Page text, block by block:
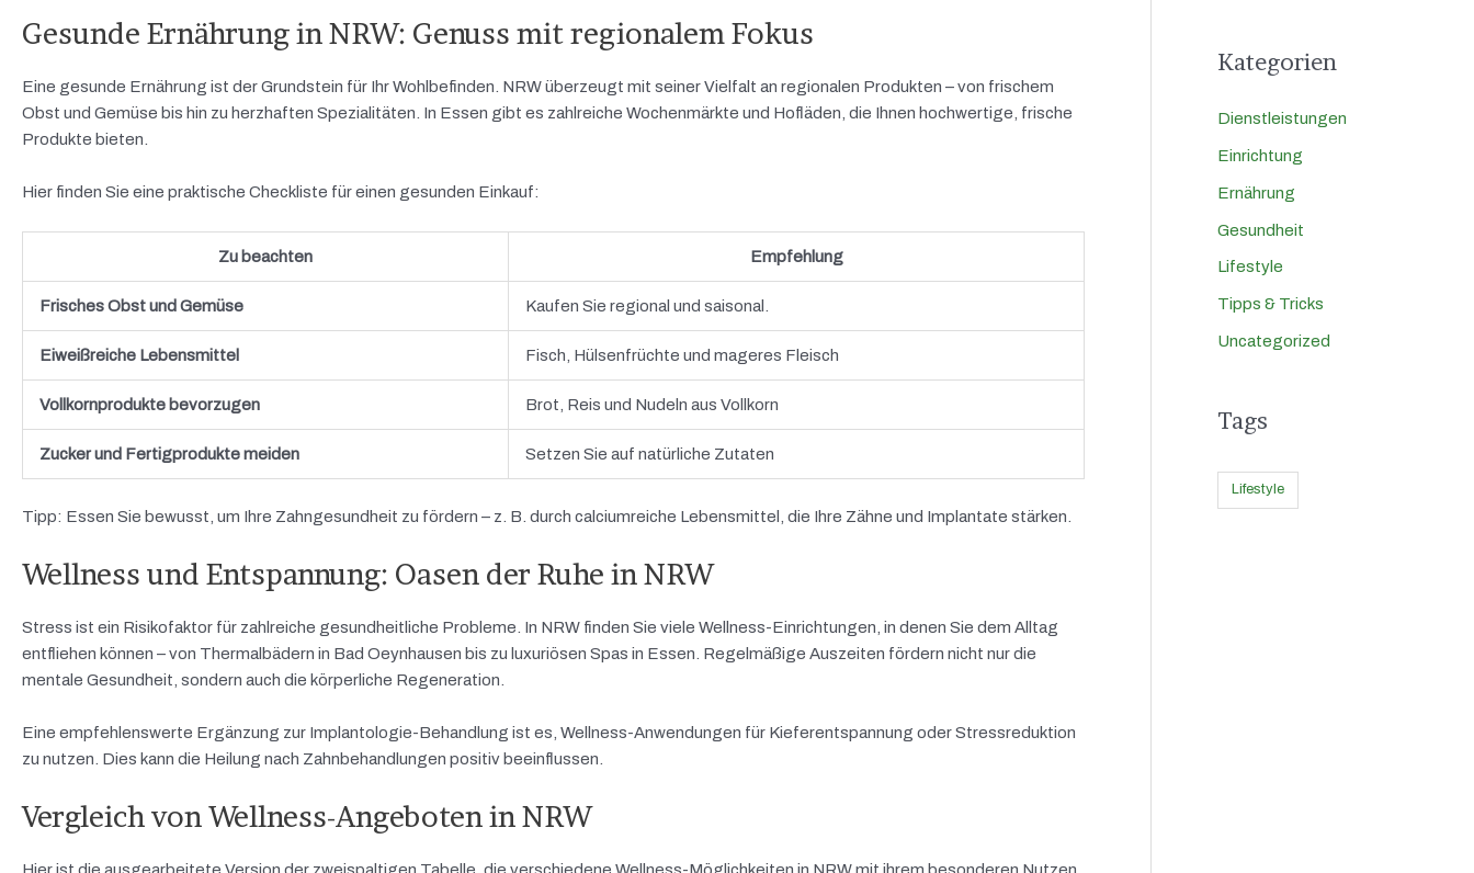
Gesunde Ernährung in NRW: Genuss mit regionalem Fokus
Eine gesunde Ernährung ist der Grundstein für Ihr Wohlbefinden. NRW überzeugt mit seiner Vielfalt an regionalen Produkten – von frischem
Obst und Gemüse bis hin zu herzhaften Spezialitäten. In Essen gibt es zahlreiche Wochenmärkte und Hofläden, die Ihnen hochwertige, frische
Produkte bieten.
Hier finden Sie eine praktische Checkliste für einen gesunden Einkauf:
Zu beachten Empfehlung
Frisches Obst und Gemüse Kaufen Sie regional und saisonal.
Eiweißreiche Lebensmittel Fisch, Hülsenfrüchte und mageres Fleisch
Vollkornprodukte bevorzugen Brot, Reis und Nudeln aus Vollkorn
Zucker und Fertigprodukte meiden Setzen Sie auf natürliche Zutaten
Tipp: Essen Sie bewusst, um Ihre Zahngesundheit zu fördern – z. B. durch calciumreiche Lebensmittel, die Ihre Zähne und Implantate stärken.
Wellness und Entspannung: Oasen der Ruhe in NRW
Stress ist ein Risikofaktor für zahlreiche gesundheitliche Probleme. In NRW finden Sie viele Wellness-Einrichtungen, in denen Sie dem Alltag
entfliehen können – von Thermalbädern in Bad Oeynhausen bis zu luxuriösen Spas in Essen. Regelmäßige Auszeiten fördern nicht nur die
mentale Gesundheit, sondern auch die körperliche Regeneration.
Eine empfehlenswerte Ergänzung zur Implantologie-Behandlung ist es, Wellness-Anwendungen für Kieferentspannung oder Stressreduktion
zu nutzen. Dies kann die Heilung nach Zahnbehandlungen positiv beeinflussen.
Vergleich von Wellness-Angeboten in NRW
Kategorien
Dienstleistungen
Einrichtung
Ernährung
Gesundheit
Lifestyle
Tipps & Tricks
Uncategorized
Tags
Lifestyle